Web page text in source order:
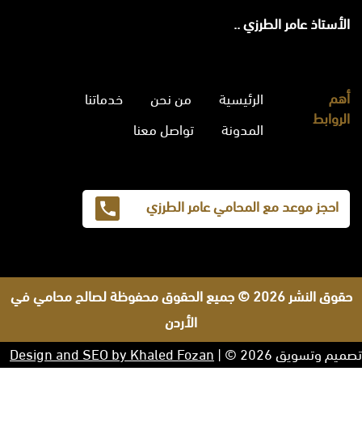
الأستاذ عامر الطرزي ..
أهم
الروابط
الرئيسية من نحن
خدماتنا
المدونة
تواصل معنا
احجز موعد مع المحامي عامر الطرزي
حقوق النشر 2026 © جميع الحقوق محفوظة لصالح محامي في
الأردن
تصميم وتسويق 2026 © |
Design and SEO by Khaled Fozan